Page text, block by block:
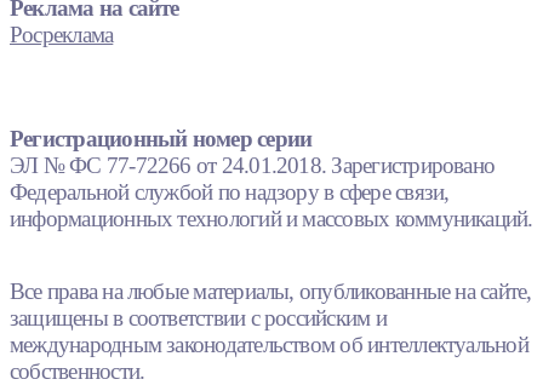
Реклама на сайте
Росреклама
Регистрационный номер серии
ЭЛ № ФС 77-72266 от 24.01.2018. Зарегистрировано
Федеральной службой по надзору в сфере связи,
информационных технологий и массовых коммуникаций.
Все права на любые материалы, опубликованные на сайте,
защищены в соответствии с российским и
международным законодательством об интеллектуальной
собственности.